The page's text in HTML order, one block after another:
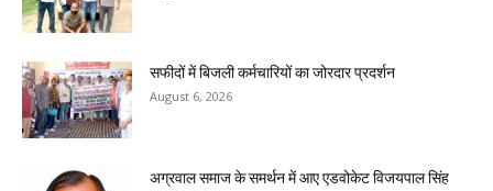
सफीदों में बिजली कर्मचारियों का जोरदार प्रदर्शन
August 6, 2026
अग्रवाल समाज के समर्थन में आए एडवोकेट विजयपाल सिंह